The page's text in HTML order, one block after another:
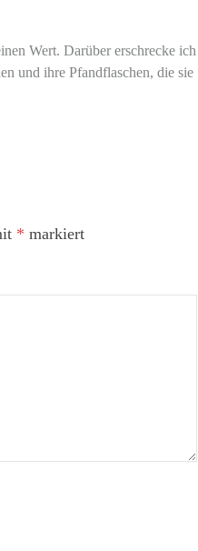
Wert. Darüber erschrecke ich
und ihre Pfandflaschen, die sie
* markiert